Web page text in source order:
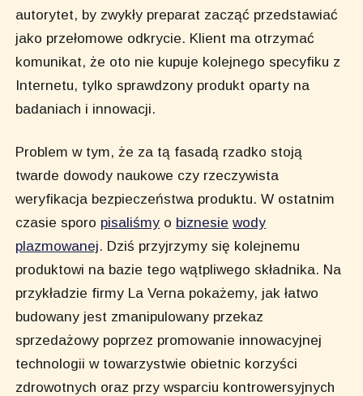
autorytet, by zwykły preparat zacząć przedstawiać
jako przełomowe odkrycie. Klient ma otrzymać
komunikat, że oto nie kupuje kolejnego specyfiku z
Internetu, tylko sprawdzony produkt oparty na
badaniach i innowacji.
Problem w tym, że za tą fasadą rzadko stoją
twarde dowody naukowe czy rzeczywista
weryfikacja bezpieczeństwa produktu. W ostatnim
czasie sporo pisaliśmy o biznesie wody
plazmowanej. Dziś przyjrzymy się kolejnemu
produktowi na bazie tego wątpliwego składnika. Na
przykładzie firmy La Verna pokażemy, jak łatwo
budowany jest zmanipulowany przekaz
sprzedażowy poprzez promowanie innowacyjnej
technologii w towarzystwie obietnic korzyści
zdrowotnych oraz przy wsparciu kontrowersyjnych